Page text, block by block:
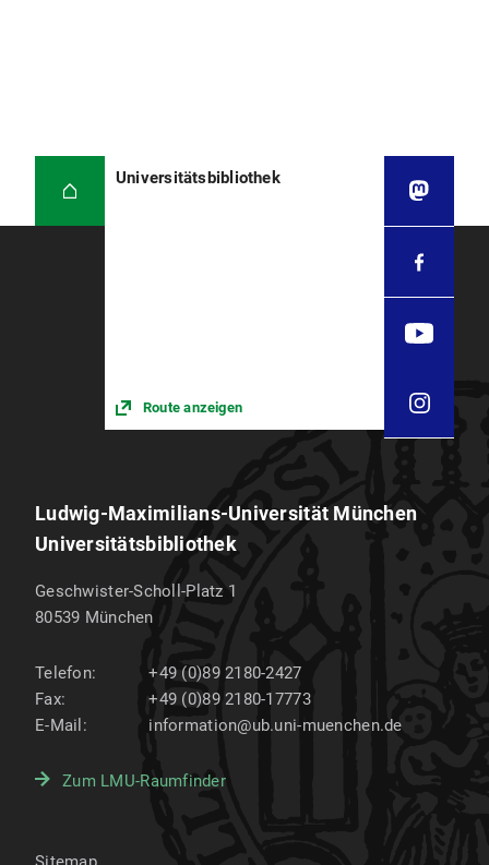
Universitätsbibliothek
Route anzeigen
Ludwig-Maximilians-Universität München
Universitätsbibliothek
Geschwister-Scholl-Platz 1
80539 München
Telefon:
+49 (0)89 2180-2427
Fax:
+49 (0)89 2180-17773
E-Mail:
information@ub.uni-muenchen.de
Zum LMU-Raumfinder